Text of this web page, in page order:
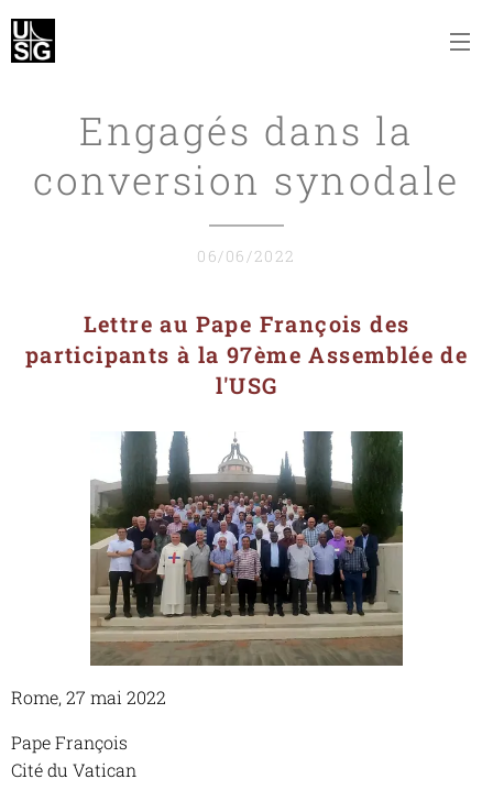
Engagés dans la
conversion synodale
06/06/2022
Lettre au Pape François des
participants à la 97ème Assemblée de
l'USG
Rome, 27 mai 2022
Pape François
Cité du Vatican